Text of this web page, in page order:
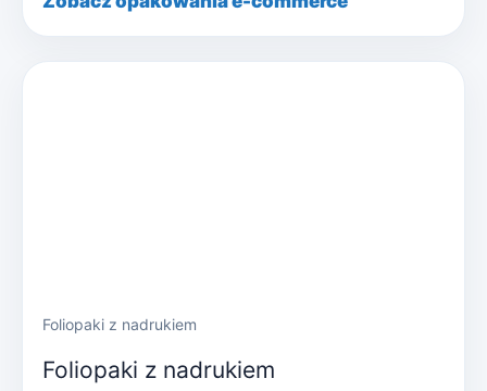
Foliopaki z nadrukiem
Foliopaki z nadrukiem